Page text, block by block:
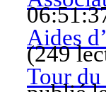
Aides
(249
Tour du